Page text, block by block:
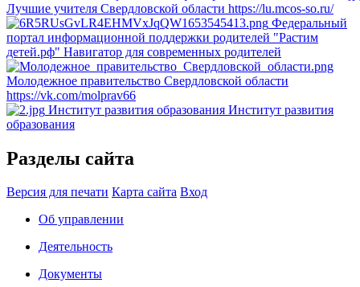
Лучшие учителя Свердловской области https://lu.mcos-so.ru/
Федеральный
портал информационной поддержки родителей "Растим
детей.рф" Навигатор для современных родителей
Молодежное правительство Свердловской области
https://vk.com/molprav66
Институт развития образования Институт развития
образования
Разделы сайта
Версия для печати Карта сайта Вход
Об управлении
Деятельность
Документы